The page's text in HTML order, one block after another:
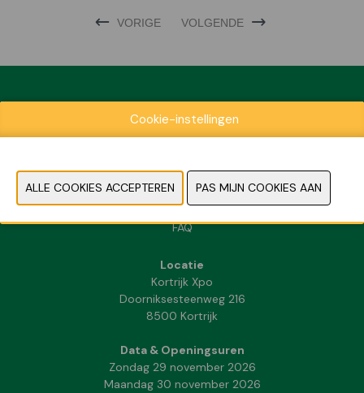
VORIGE VOLGENDE
Exposantenlijst
Contact
Pers- en beeldmateriaal
FAQ
Locatie
Kortrijk Xpo
Doorniksesteenweg 216
8500 Kortrijk
Data & Openingsuren
Zondag 29 november 2026
Maandag 30 november 2026
Cookie-instellingen